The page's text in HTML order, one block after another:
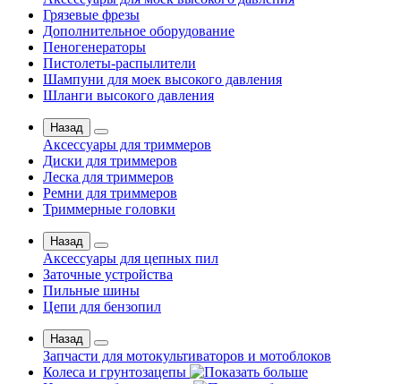
Грязевые фрезы
Дополнительное оборудование
Пеногенераторы
Пистолеты-распылители
Шампуни для моек высокого давления
Шланги высокого давления
Назад
Аксессуары для триммеров
Диски для триммеров
Леска для триммеров
Ремни для триммеров
Триммерные головки
Назад
Аксессуары для цепных пил
Заточные устройства
Пильные шины
Цепи для бензопил
Назад
Запчасти для мотокультиваторов и мотоблоков
Колеса и грунтозацепы